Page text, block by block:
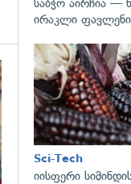
ირაკლი
Sci-Tech
იისფერი